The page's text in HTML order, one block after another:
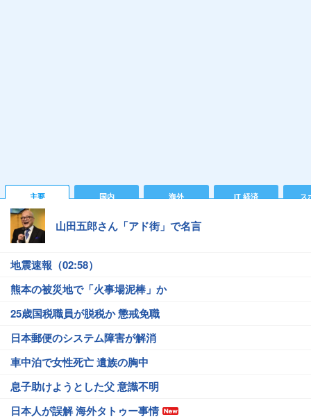
主要 国内 海外 IT 経済 ス
山田五郎さん「アド街」で名言
地震速報（02:58）
熊本の被災地で「火事場泥棒」か
25歳国税職員が脱税か 懲戒免職
日本郵便のシステム障害が解消
車中泊で女性死亡 遺族の胸中
息子助けようとした父 意識不明
日本人が誤解 海外タトゥー事情